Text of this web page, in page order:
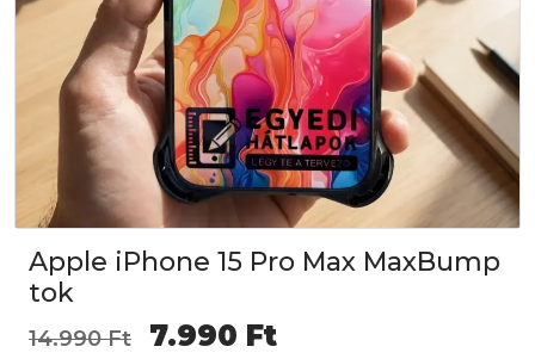
Apple iPhone 15 Pro Max MaxBump
tok
14.990Ft
Original7.990 Ft
Current